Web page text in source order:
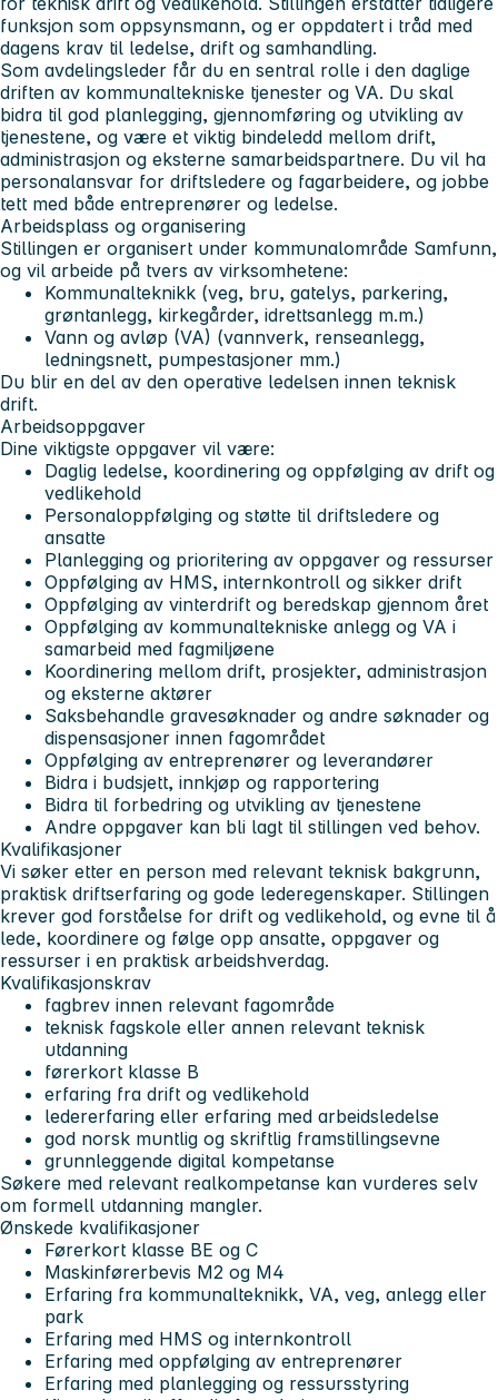
funksjon som oppsynsmann, og er oppdatert i tråd med
dagens krav til ledelse, drift og samhandling.
Som avdelingsleder får du en sentral rolle i den daglige
driften av kommunaltekniske tjenester og VA. Du skal
bidra til god planlegging, gjennomføring og utvikling av
tjenestene, og være et viktig bindeledd mellom drift,
administrasjon og eksterne samarbeidspartnere. Du vil ha
personalansvar for driftsledere og fagarbeidere, og jobbe
tett med både entreprenører og ledelse.
Arbeidsplass og organisering
Stillingen er organisert under kommunalområde Samfunn,
og vil arbeide på tvers av virksomhetene:
Kommunalteknikk (veg, bru, gatelys, parkering,
grøntanlegg, kirkegårder, idrettsanlegg m.m.)
Vann og avløp (VA) (vannverk, renseanlegg,
ledningsnett, pumpestasjoner mm.)
Du blir en del av den operative ledelsen innen teknisk
drift.
Arbeidsoppgaver
Dine viktigste oppgaver vil være:
Daglig ledelse, koordinering og oppfølging av drift og
vedlikehold
Personaloppfølging og støtte til driftsledere og
ansatte
Planlegging og prioritering av oppgaver og ressurser
Oppfølging av HMS, internkontroll og sikker drift
Oppfølging av vinterdrift og beredskap gjennom året
Oppfølging av kommunaltekniske anlegg og VA i
samarbeid med fagmiljøene
Koordinering mellom drift, prosjekter, administrasjon
og eksterne aktører
Saksbehandle gravesøknader og andre søknader og
dispensasjoner innen fagområdet
Oppfølging av entreprenører og leverandører
Bidra i budsjett, innkjøp og rapportering
Bidra til forbedring og utvikling av tjenestene
Andre oppgaver kan bli lagt til stillingen ved behov.
Kvalifikasjoner
Vi søker etter en person med relevant teknisk bakgrunn,
praktisk driftserfaring og gode lederegenskaper. Stillingen
krever god forståelse for drift og vedlikehold, og evne til å
lede, koordinere og følge opp ansatte, oppgaver og
ressurser i en praktisk arbeidshverdag.
Kvalifikasjonskrav
fagbrev innen relevant fagområde
teknisk fagskole eller annen relevant teknisk
utdanning
førerkort klasse B
erfaring fra drift og vedlikehold
ledererfaring eller erfaring med arbeidsledelse
god norsk muntlig og skriftlig framstillingsevne
grunnleggende digital kompetanse
Søkere med relevant realkompetanse kan vurderes selv
om formell utdanning mangler.
Ønskede kvalifikasjoner
Førerkort klasse BE og C
Maskinførerbevis M2 og M4
Erfaring fra kommunalteknikk, VA, veg, anlegg eller
park
Erfaring med HMS og internkontroll
Erfaring med oppfølging av entreprenører
Erfaring med planlegging og ressursstyring